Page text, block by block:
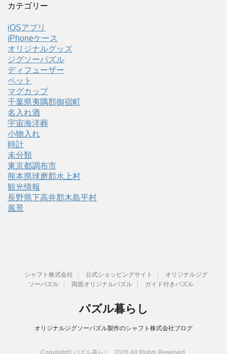
カテゴリー
iOSアプリ
iPhoneケース
オリジナルグッズ
ジグソーパズル
ディフューザー
ペット
マグカップ
千葉県夷隅郡御宿町
名入れ酒
宇宙海洋葬
小物入れ
時計
未分類
東京都調布市
熊本県球磨郡水上村
観光情報
長野県下高井郡木島平村
風景
シャフト株式会社 公式ショッピングサイト
オリジナルジグ
ソーパズル
両面オリジナルパズル ガイド付きパズル
パズル暮らし
オリジナルジグソーパズル製作のシャフト株式会社ブログ
Copyright© パズル暮らし , 2026 All Rights Reserved.